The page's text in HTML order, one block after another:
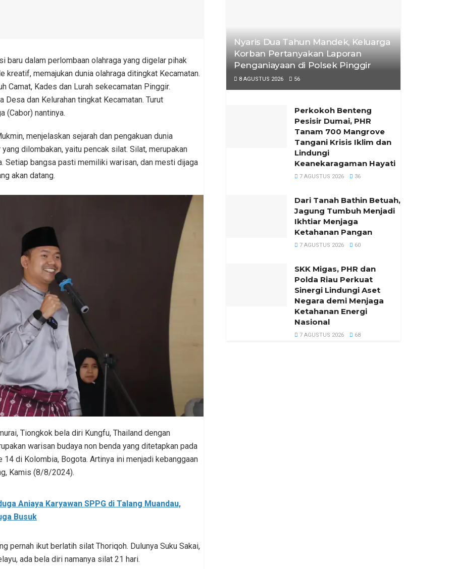
baru dalam perlombaan olahraga yang digelar pihak
kreatif, memajukan dunia olahraga ditingkat Kecamatan.
Camat, Kades dan Lurah sekecamatan Pinggir.
Desa dan Kelurahan tingkat Kecamatan. Turut
(Cabor) nantinya.
menjelaskan sejarah dan pengakuan dunia
dilombakan, yaitu pencak silat. Silat, merupakan
Setiap bangsa pasti memiliki warisan, dan mesti dijaga
akan datang.
Tiongkok bela diri Kungfu, Thailand dengan
warisan budaya non benda yang ditetapkan pada
di Kolombia, Bogota. Artinya ini menjadi kebanggaan
Kamis (8/8/2024).
Aniaya Karyawan SPPG di Talang Muandau,
Busuk
pernah ikut berlatih silat Thoriqoh. Dulunya Suku Sakai,
ada bela diri namanya silat 21 hari.
Nyaris Dua Tahun Mandek, Keluarga
Korban Pertanyakan Laporan
Penganiayaan di Polsek Pinggir
8 AGUSTUS 2026 56
Perkokoh Benteng
Pesisir Dumai, PHR
Tanam 700 Mangrove
Tangani Krisis Iklim dan
Lindungi
Keanekaragaman Hayati
7 AGUSTUS 2026 36
Dari Tanah Bathin Betuah,
Jagung Tumbuh Menjadi
Ikhtiar Menjaga
Ketahanan Pangan
7 AGUSTUS 2026 60
SKK Migas, PHR dan
Polda Riau Perkuat
Sinergi Lindungi Aset
Negara demi Menjaga
Ketahanan Energi
Nasional
7 AGUSTUS 2026 68